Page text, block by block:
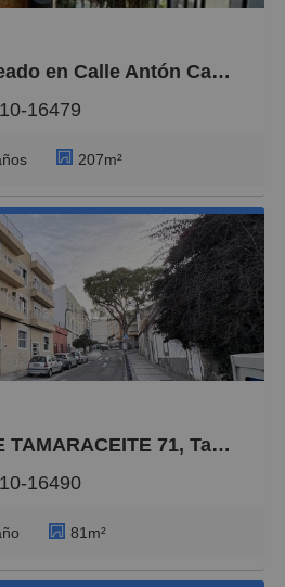
Antón Caballero, Schamann - Rehoyas
16479
207m²
71, Tamaraceite
16490
81m²